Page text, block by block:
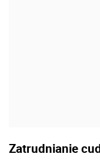
Zatrudnianie